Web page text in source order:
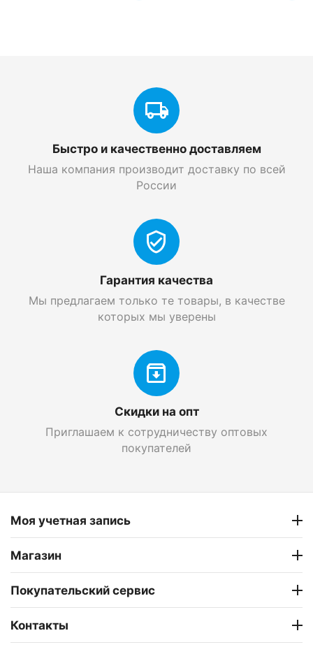
Быстро и качественно доставляем
Наша компания производит доставку по всей
России
Гарантия качества
Мы предлагаем только те товары, в качестве
которых мы уверены
Скидки на опт
Приглашаем к сотрудничеству оптовых
покупателей
Моя учетная запись
Магазин
Покупательский сервис
Контакты